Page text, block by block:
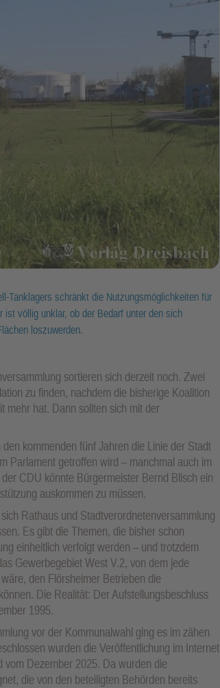
Tanklagers schränkt die Nutzungsmöglichkeiten für
völlig unklar, ob der Bedarf unter den sich
loszuwerden.
sortieren sich derzeit noch. Zwei
zu finden, nachdem die bisherige Koalition
mehr hat. Dann sollten sich mit der
kommenden fünf Jahren die Linie der Stadt
Parlament getroffen wird – manchmal auch im
CDU könnte Bürgermeister Bernd Blisch ein
auskommen zu müssen.
Rathaus und Stadtverordnetenversammlung
Es gibt die Themen, die bisher schon
einheitlich verfolgt werden – und trotzdem
Gewerbegebiet West V.2, von dem jede
den Flörsheimer Betrieben die
Die Realität: Der Aufstellungsbeschluss
1995.
vor der Kommunalwahl ging es im zähen
wurden die Veröffentlichung im Internet
vom Dezember 2025. Da wurden die
die von den beteiligten Behörden bereits